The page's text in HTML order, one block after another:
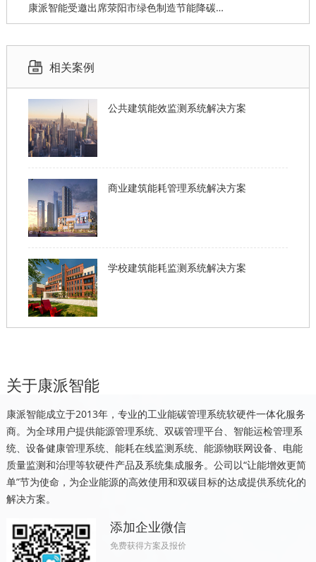
康派智能受邀出席荥阳市绿色制造节能降碳工作说明会并作主题分享
相关案例
公共建筑能效监测系统解决方案
商业建筑能耗管理系统解决方案
学校建筑能耗监测系统解决方案
关于康派智能
康派智能成立于2013年，专业的工业能碳管理系统软硬件一体化服务
商。为全球用户提供能源管理系统、双碳管理平台、智能运检管理系
统、设备健康管理系统、能耗在线监测系统、能源物联网设备、电能
质量监测和治理等软硬件产品及系统集成服务。公司以“让能增效更简
单”节为使命，为企业能源的高效使用和双碳目标的达成提供系统化的
解决方案。
添加企业微信
免费获得方案及报价